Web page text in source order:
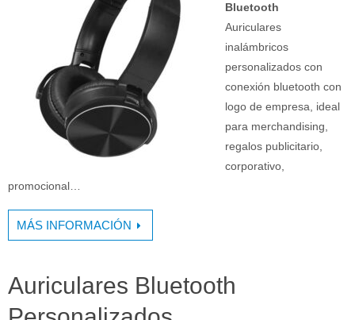
Bluetooth
Auriculares
inalámbricos
personalizados con
conexión bluetooth con
logo de empresa, ideal
para merchandising,
regalos publicitario,
corporativo,
promocional…
MÁS INFORMACIÓN
Auriculares Bluetooth